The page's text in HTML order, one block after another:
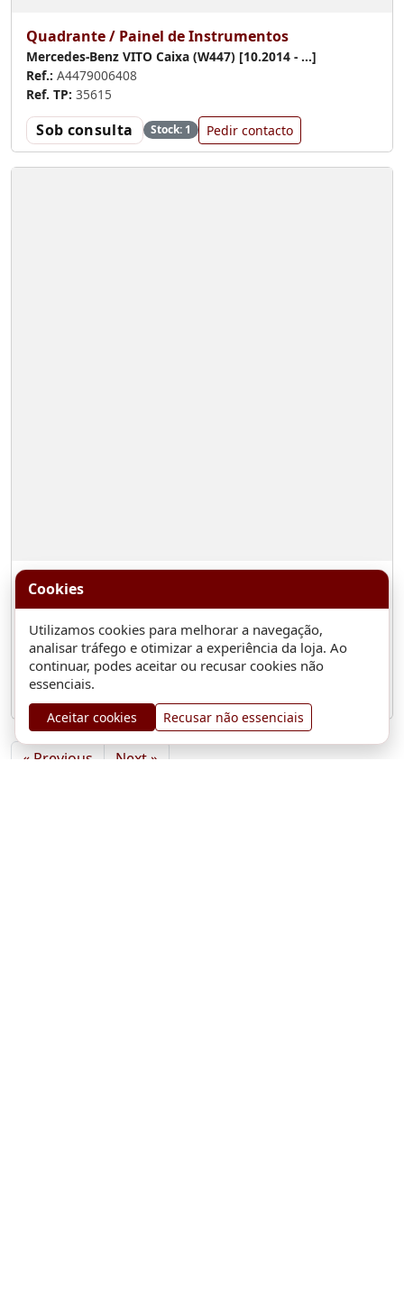
Quadrante / Painel de Instrumentos
Mercedes-Benz VITO Caixa (W447) [10.2014 - ...]
Ref.: A4479006408
Ref. TP: 35615
Sob consulta Stock: 1 Pedir contacto
Motor Completo
HONDA CIVIC VIII Hatchback (FN, FK) [09.2005 - 12.2012]
Ref.:R18A2
Ref. TP:35614
500,00
« Previous Next »
Cookies
Utilizamos cookies para melhorar a navegação,
analisar tráfego e otimizar a experiência da loja. Ao
continuar, podes aceitar ou recusar cookies não
essenciais.
Aceitar cookies Recusar não essenciais